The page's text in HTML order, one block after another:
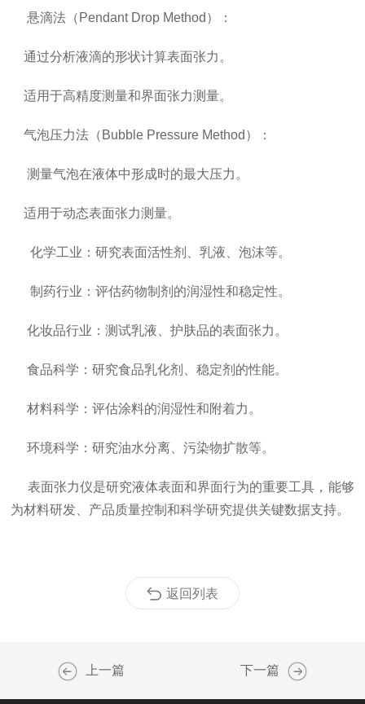
悬滴法（Pendant Drop Method）：
通过分析液滴的形状计算表面张力。
适用于高精度测量和界面张力测量。
气泡压力法（Bubble Pressure Method）：
测量气泡在液体中形成时的最大压力。
适用于动态表面张力测量。
化学工业：研究表面活性剂、乳液、泡沫等。
制药行业：评估药物制剂的润湿性和稳定性。
化妆品行业：测试乳液、护肤品的表面张力。
食品科学：研究食品乳化剂、稳定剂的性能。
材料科学：评估涂料的润湿性和附着力。
环境科学：研究油水分离、污染物扩散等。
表面张力仪是研究液体表面和界面行为的重要工具，能够
为材料研发、产品质量控制和科学研究提供关键数据支持。
返回列表
上一篇 下一篇